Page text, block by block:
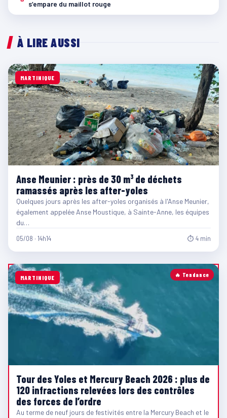
s’empare du maillot rouge
À LIRE AUSSI
MARTINIQUE
Anse Meunier : près de 30 m³ de déchets
ramassés après les after-yoles
Quelques jours après les after-yoles organisés à l'Anse Meunier,
également appelée Anse Moustique, à Sainte-Anne, les équipes
du…
05/08 · 14h14 ⏱ 4 min
🔥 Tendance
MARTINIQUE
Tour des Yoles et Mercury Beach 2026 : plus de
120 infractions relevées lors des contrôles
des forces de l’ordre
Au terme de neuf jours de festivités entre la Mercury Beach et le